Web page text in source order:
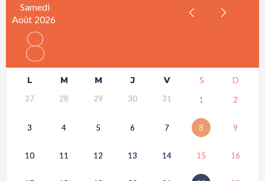
Samedi
Août 2026
8
L M M J V S D
27 28 29 30 31 1 2
3 4 5 6 7 8 9
10 11 12 13 14 15 16